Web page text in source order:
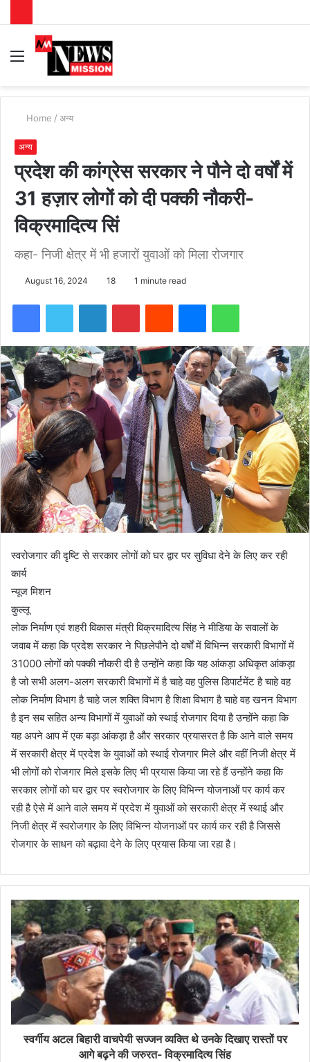
Menu
Home / अन्य
अन्य
प्रदेश की कांग्रेस सरकार ने पौने दो वर्षों में
31 हज़ार लोगों को दी पक्की नौकरी-
विक्रमादित्य सिं
कहा- निजी क्षेत्र में भी हजारों युवाओं को मिला रोजगार
August 16, 2024 18 1 minute read
स्वरोजगार की दृष्टि से सरकार लोगों को घर द्वार पर सुविधा देने के लिए कर रही
कार्य
न्यूज मिशन
कुल्लू
लोक निर्माण एवं शहरी विकास मंत्री विक्रमादित्य सिंह ने मीडिया के सवालों के
जवाब में कहा कि प्रदेश सरकार ने पिछलेपौने दो वर्षों में विभिन्न सरकारी विभागों में
31000 लोगों को पक्की नौकरी दी है उन्होंने कहा कि यह आंकड़ा अधिकृत आंकड़ा
है जो सभी अलग-अलग सरकारी विभागों में है चाहे वह पुलिस डिपार्टमेंट है चाहे वह
लोक निर्माण विभाग है चाहे जल शक्ति विभाग है शिक्षा विभाग है चाहे वह खनन विभाग
है इन सब सहित अन्य विभागों में युवाओं को स्थाई रोजगार दिया है उन्होंने कहा कि
यह अपने आप में एक बड़ा आंकड़ा है और सरकार प्रयासरत है कि आने वाले समय
में सरकारी क्षेत्र में प्रदेश के युवाओं को स्थाई रोजगार मिले और वहीं निजी क्षेत्र में
भी लोगों को रोजगार मिले इसके लिए भी प्रयास किया जा रहे हैं उन्होंने कहा कि
सरकार लोगों को घर द्वार पर स्वरोजगार के लिए विभिन्न योजनाओं पर कार्य कर
रही है ऐसे में आने वाले समय में प्रदेश में युवाओं को सरकारी क्षेत्र में स्थाई और
निजी क्षेत्र में स्वरोजगार के लिए विभिन्न योजनाओं पर कार्य कर रही है जिससे
रोजगार के साधन को बढ़ावा देने के लिए प्रयास किया जा रहा है।
स्वर्गीय अटल बिहारी वाचपेयी सज्जन व्यक्ति थे उनके दिखाए रास्तों पर
आगे बढ़ने की जरुरत- विक्रमादित्य सिंह